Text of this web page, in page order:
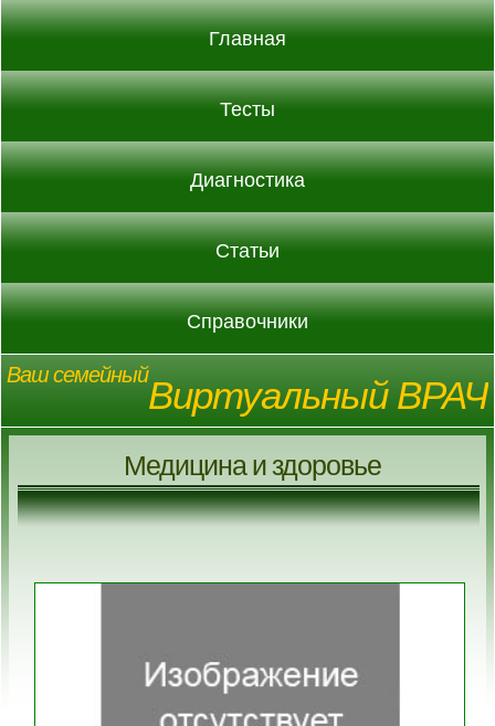
Главная
Тесты
Диагностика
Статьи
Справочники
Ваш семейныйВиртуальный ВРАЧ
Медицина и здоровье